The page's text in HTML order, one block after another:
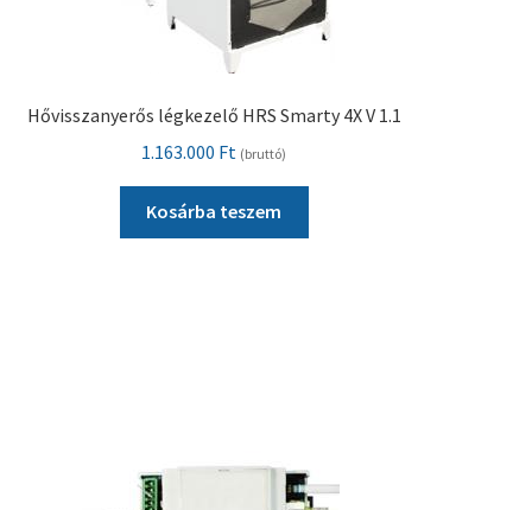
Hővisszanyerős légkezelő HRS Smarty 4X V 1.1
1.163.000 Ft (bruttó)
Kosárba teszem